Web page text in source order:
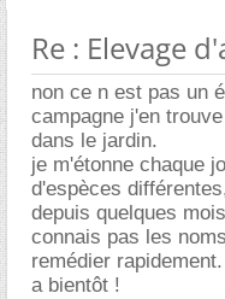
Re : Elevage
non ce n est pas un
campagne j'en
dans le jardin.
je m'étonne chaque
d'espèces
depuis quelques
connais pas les
remédier rapidement.
a bientôt !